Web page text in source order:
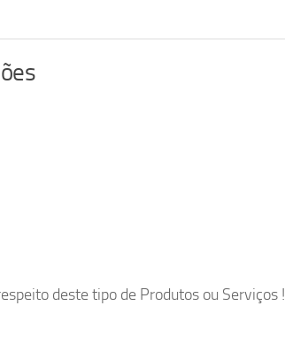
deste tipo de Produtos ou Serviços !